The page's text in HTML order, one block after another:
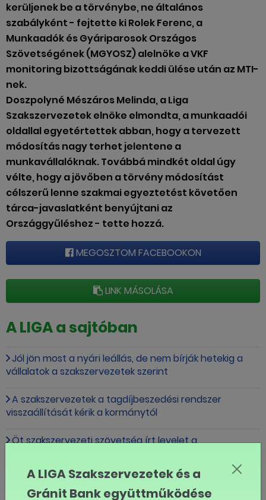
kerüljenek be a törvénybe, ne általános
szabályként - fejtette ki Rolek Ferenc, a
Munkaadók és Gyáriparosok Országos
Szövetségének (MGYOSZ) alelnöke a VKF
monitoring bizottságának keddi ülése után az MTI-
nek.
Doszpolyné Mészáros Melinda, a Liga
Szakszervezetek elnöke elmondta, a munkaadói
oldallal egyetértettek abban, hogy a tervezett
módosítás nagy terhet jelentene a
munkavállalóknak. Továbbá mindkét oldal úgy
vélte, hogy a jövőben a törvény módosítást
célszerű lenne szakmai egyeztetést követően
tárca-javaslatként benyújtani az
Országgyűléshez - tette hozzá.
MEGOSZTOM FACEBOOKON
LINK MÁSOLÁSA
A LIGA a sajtóban
Jól jön most a nyári leállás, de nem bírják hetekig a
vállalatok a szakszervezetek szerint
A szakszervezetek a tagdíjbeszedési rendszer
visszaállítását kérik a kormánytól
Öt szakszervezeti szövetség írt levelet a
Magyarországon a munkáltató bármilyen hőségben
dolgoztathat
A LIGA Szakszervezetek és a
Gránit Bank együttműködése